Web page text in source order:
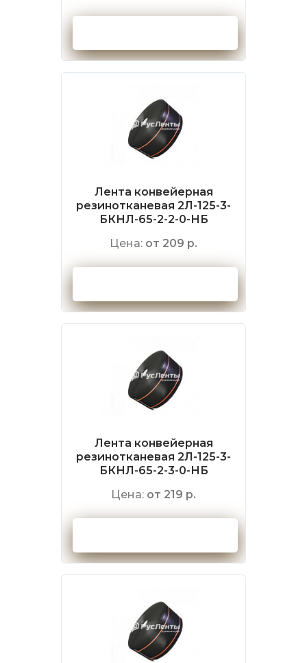
Лента конвейерная
резинотканевая 2Л-125-3-
БКНЛ-65-2-2-0-НБ
Цена: от 209 р.
Лента конвейерная
резинотканевая 2Л-125-3-
БКНЛ-65-2-3-0-НБ
Цена: от 219 р.